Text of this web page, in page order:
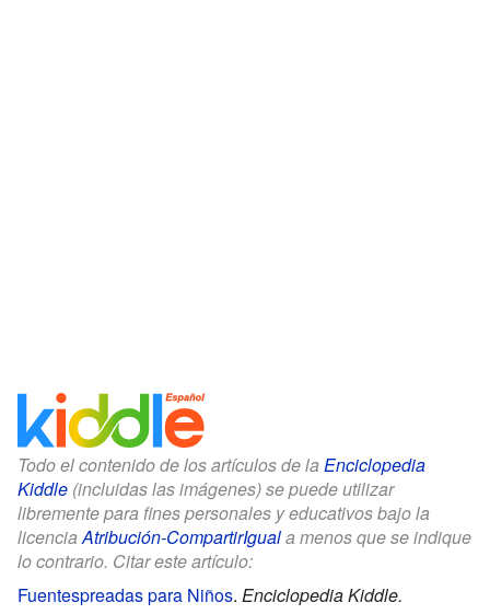
Todo el contenido de los artículos de la Enciclopedia
Kiddle (incluidas las imágenes) se puede utilizar
libremente para fines personales y educativos bajo la
licenciaAtribución-CompartirIguala menos que se indique
lo contrario. Citar este artículo:
Fuentespreadas para Niños. Enciclopedia Kiddle.